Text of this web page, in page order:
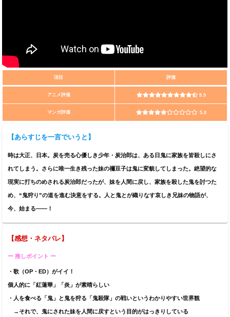
項目 評価
アニメ評価 9.9
マンガ評価 5.0
【あらすじを一言でいうと 】
時は大正、日本。炭を売る心優しき少年・炭治郎は、ある日鬼に家族を皆殺しにさ
れてしまう。さらに唯一生き残った妹の禰豆子は鬼に変貌してしまった。絶望的な
現実に打ちのめされる炭治郎だったが、妹を人間に戻し、家族を殺した鬼を討つた
め、“鬼狩り”の道を進む決意をする。人と鬼とが織りなす哀しき兄妹の物語が、
今、始まる――！
【感想・ネタバレ】
ー 推しポイント ー
・歌（OP・ED）がイイ！
個人的に「紅蓮華」「炎」が素晴らしい
・人を食べる「鬼」と鬼を狩る「鬼殺隊」の戦いというわかりやすい世界観
→それで、鬼にされた妹を人間に戻すという目的がはっきりしている